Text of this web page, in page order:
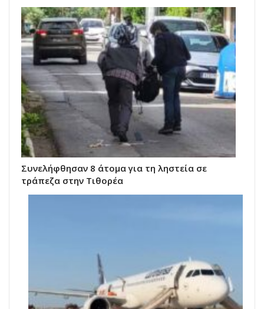
Συνελήφθησαν 8 άτομα για τη ληστεία σε
τράπεζα στην Τιθορέα